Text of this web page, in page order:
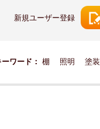
新規ユーザー登録
ワード： 棚 照明 塗装